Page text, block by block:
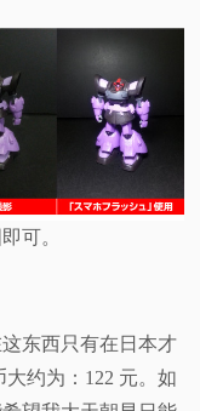
可。
东西只有在日本才
约为：122 元。如